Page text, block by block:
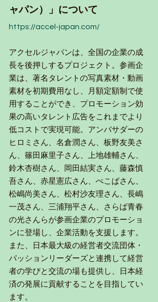
ャパン）」について
https://accel-japan.com/
アクセルジャパンは、全国の企業の成
長を後押しするプロジェクト。参画企
業は、著名タレントの写真素材・動画
素材を初期費用なし、月額定額制で使
用することができ、プロモーション効
果の高いタレント広告をこれまでより
低コストで実現可能。アンバサダーの
ヒロミさん、名倉潤さん、板野友美さ
ん、篠田麻里子さん、上地雄輔さん、
鈴木杏樹さん、岡田結実さん、藤森慎
吾さん、赤星憲広さん、ぺこぱさん、
松嶋尚美さん、松村沙友理さん、長嶋
一茂さん、三浦翔平さん、さらば青春
の光さんらが参画企業のプロモーショ
ンに登場し、企業活動を支援します。
また、日本最大級の経営者交流団体・
パッションリーダーズと連携して経営
者の学びと交流の場も提供し、日本経
済の発展に貢献することを目指してい
ます。